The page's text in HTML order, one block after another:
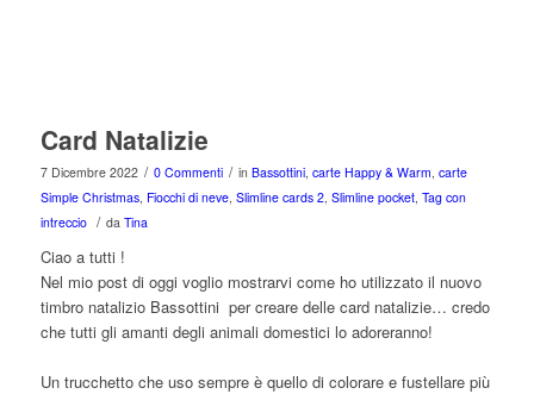
Card Natalizie
7 Dicembre 2022 / 0 Commenti / in Bassottini, carte Happy & Warm carte
Simple Christmas, Fiocchi di neve, Slimline cards 2, Slimline pocket, Tag con
intreccio / da Tina
Ciao a tutti !
Nel mio post di oggi voglio mostrarvi come ho utilizzato il nuovo
timbro natalizio Bassottini per creare delle card natalizie… credo
che tutti gli amanti degli animali domestici lo adoreranno!
Un trucchetto che uso sempre è quello di colorare e fustellare più